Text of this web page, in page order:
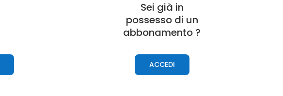
Sei già in
possesso di un
abbonamento ?
ACCEDI